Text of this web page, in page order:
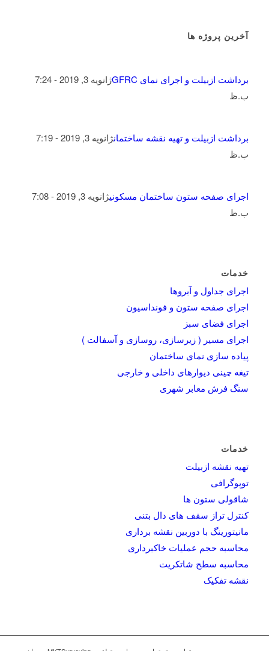
آخرین پروژه ها
برداشت ازبیلت و اجرای نمای GFRC
ژانویه 3, 2019 - 7:24
ب.ظ
برداشت ازبیلت و تهیه نقشه ساختمان
ژانویه 3, 2019 - 7:19
ب.ظ
اجرای صفحه ستون ساختمان مسکونی
ژانویه 3, 2019 - 7:08
ب.ظ
خدمات
اجرای جداول و آبروها
اجرای صفحه ستون و فونداسیون
اجرای فضای سبز
اجرای مسیر ( زیرسازی، روسازی و آسفالت )
پیاده سازی نمای ساختمان
تیغه چینی دیوارهای داخلی و خارجی
سنگ فرش معابر شهری
خدمات
تهیه نقشه ازبیلت
توپوگرافی
شاقولی ستون ها
کنترل تراز سقف های دال بتنی
مانیتورینگ با دوربین نقشه برداری
محاسبه حجم عملیات خاکبرداری
محاسبه سطح شاتکریت
نقشه تفکیک